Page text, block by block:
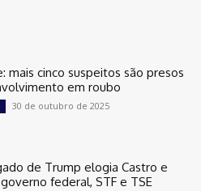
mais cinco suspeitos são presos
em roubo
30 de outubro de 2025
de Trump elogia Castro e
federal, STF e TSE